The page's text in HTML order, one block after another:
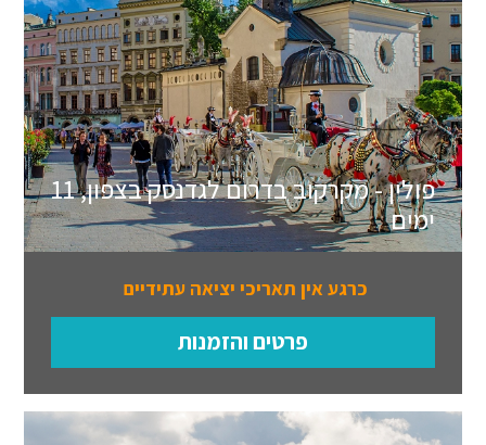
פולין - מקרקוב בדרום לגדנסק בצפון, 11
ימים
כרגע אין תאריכי יציאה עתידיים
פרטים והזמנות